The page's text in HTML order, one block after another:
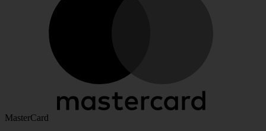
MasterCard